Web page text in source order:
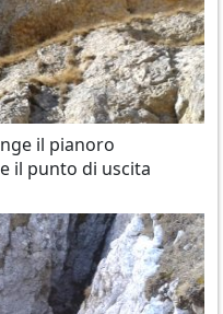
il pianoro
il punto di uscita